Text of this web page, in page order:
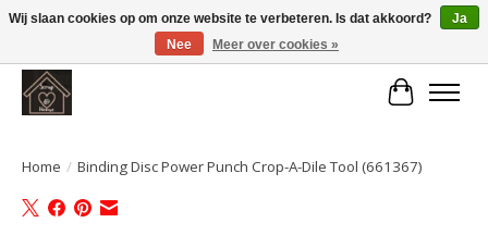
Large selection of products and fast shipping!
Home / Binding Disc Power Punch Crop-A-Dile Tool (661367)
Wij slaan cookies op om onze website te verbeteren. Is dat akkoord?
Ja
Nee
Meer over cookies »